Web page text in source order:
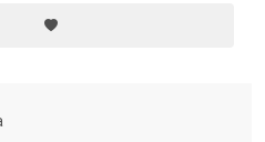
per navigare nel complesso